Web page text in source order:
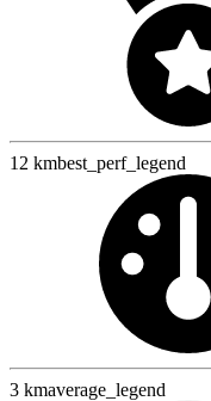
12 kmbest_perf_legend
3 kmaverage_legend